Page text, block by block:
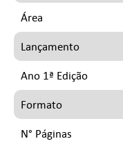
Área
Lançamento
Ano 1ª Edição
Formato
N° Páginas